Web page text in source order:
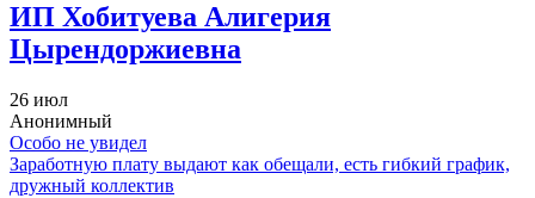
ИП Хобитуева Алигерия
Цырендоржиевна
26 июл
Анонимный
Особо не увидел
Заработную плату выдают как обещали, есть гибкий график,
дружный коллектив